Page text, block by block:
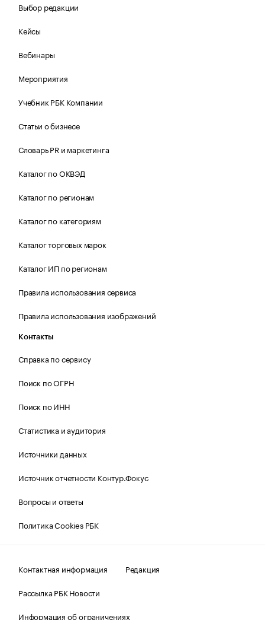
Выбор редакции
Кейсы
Вебинары
Мероприятия
Учебник РБК Компании
Статьи о бизнесе
Словарь PR и маркетинга
Каталог по ОКВЭД
Каталог по регионам
Каталог по категориям
Каталог торговых марок
Каталог ИП по регионам
Правила использования сервиса
Правила использования изображений
Контакты
Справка по сервису
Поиск по ОГРН
Поиск по ИНН
Статистика и аудитория
Источники данных
Источник отчетности Контур.Фокус
Вопросы и ответы
Политика Cookies РБК
Контактная информация
Редакция
Рассылка РБК Новости
Информация об ограничениях